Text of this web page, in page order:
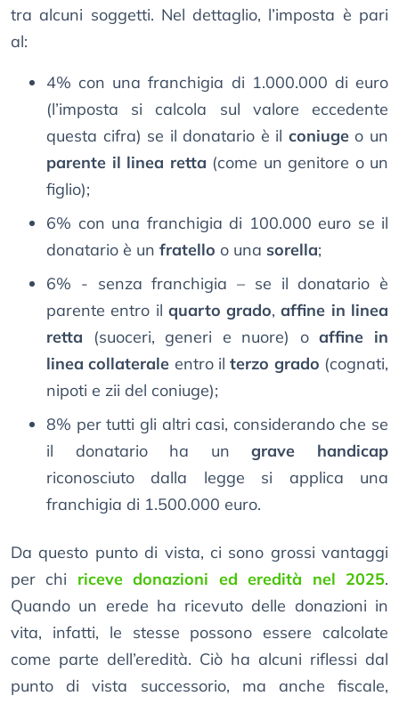
tra alcuni soggetti. Nel dettaglio, l’imposta è pari
al:
4% con una franchigia di 1.000.000 di euro
(l’imposta si calcola sul valore eccedente
questa cifra) se il donatario è il coniugeo un
parente il linea retta (come un genitore o un
figlio);
6% con una franchigia di 100.000 euro se il
donatario è un fratello o una sorella;
6% - senza franchigia – se il donatario è
parente entro il quarto grado,affine in linea
retta (suoceri, generi e nuore) oaffine in
linea collaterale entro ilterzo grado (cognati,
nipoti e zii del coniuge);
8% per tutti gli altri casi, considerando che se
il donatario ha ungrave handicap
riconosciuto dalla legge si applica una
franchigia di 1.500.000 euro.
Da questo punto di vista, ci sono grossi vantaggi
per chi riceve donazioni ed eredità nel 2025.
Quando un erede ha ricevuto delle donazioni in
vita, infatti, le stesse possono essere calcolate
come parte dell’eredità. Ciò ha alcuni riflessi dal
punto di vista successorio, ma anche fiscale,